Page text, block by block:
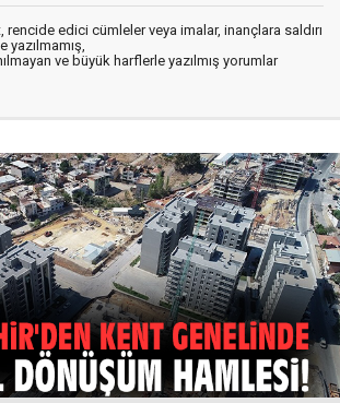
rencide edici cümleler veya imalar, inançlara saldırı
yazılmamış,
ve büyük harflerle yazılmış yorumlar